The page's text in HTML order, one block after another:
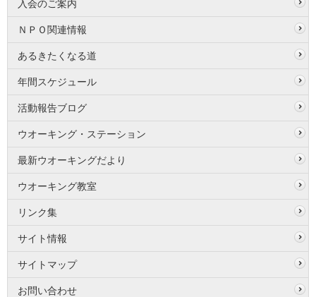
入会のご案内
ＮＰＯ関連情報
あるきたくなる道
年間スケジュール
活動報告ブログ
ウオーキング・ステーション
最新ウオーキングだより
ウオーキング教室
リンク集
サイト情報
サイトマップ
お問い合わせ